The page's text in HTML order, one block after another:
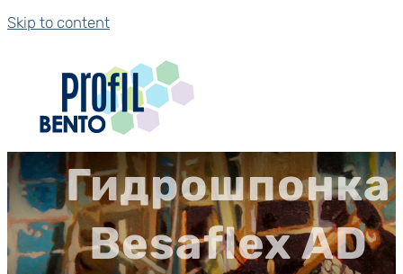
Skip to content
Гидрошпонка
Besaflex AD